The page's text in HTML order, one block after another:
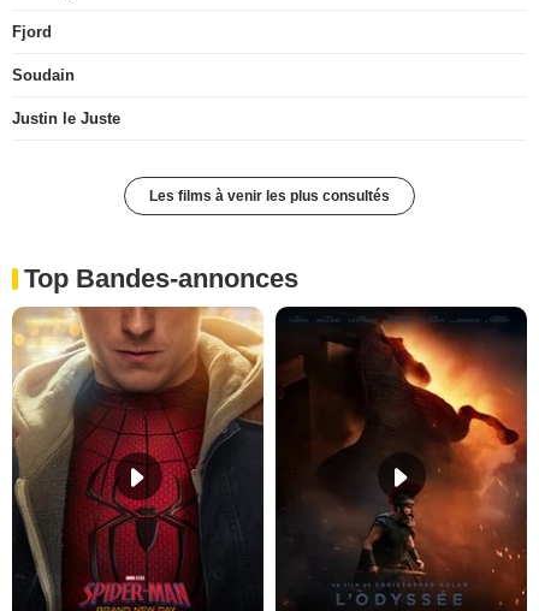
Fjord
Soudain
Justin le Juste
Les films à venir les plus consultés
Top Bandes-annonces